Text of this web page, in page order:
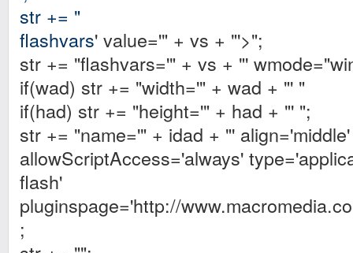
str += "
flashvars' value='" + vs + "'>";
str += "flashvars='" + vs + "'
if(wad) str += "width='" + wad + "' "
if(had) str += "height='" + had + "' ";
str += "name='" + idad + "' align='middle'
allowScriptAccess='always'
flash'
pluginspage='http://
;